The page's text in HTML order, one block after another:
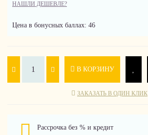
НАШЛИ ДЕШЕВЛЕ?
Цена в бонусных баллах: 46
В КОРЗИНУ
ЗАКАЗАТЬ В ОДИН КЛИК
Рассрочка без % и кредит